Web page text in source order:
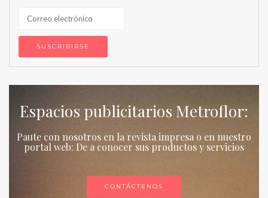
Espacios publicitarios Metroflor:
Paute con nosotros en la revista impresa o en nuestro
portal web: De a conocer sus productos y servicios
CONTÁCTENOS